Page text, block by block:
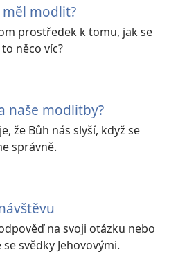
měl modlit?
prostředek k tomu, jak se
něco víc?
naše modlitby?
že Bůh nás slyší, když se
správně.
na svoji otázku nebo
svědky Jehovovými.